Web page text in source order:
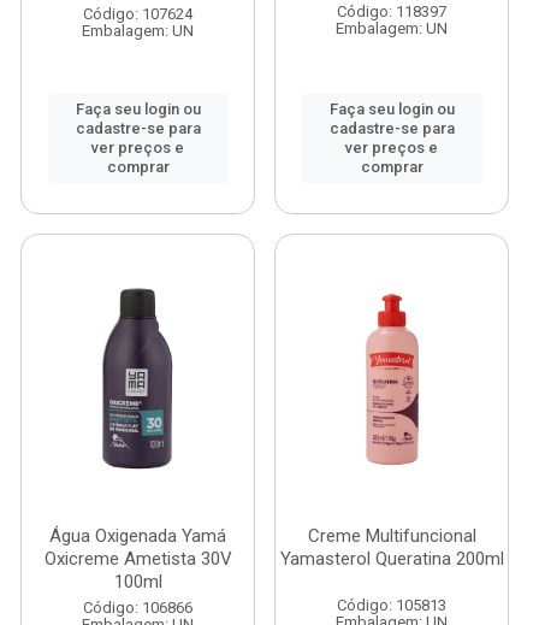
Código: 107624
Embalagem: UN
Faça seu login ou
cadastre-se para
ver preços e
comprar
Código: 118397
Embalagem: UN
Faça seu login ou
cadastre-se para
ver preços e
comprar
Água Oxigenada Yamá
Oxicreme Ametista 30V
100ml
Código: 106866
Creme Multifuncional
Yamasterol Queratina 200ml
Código: 105813